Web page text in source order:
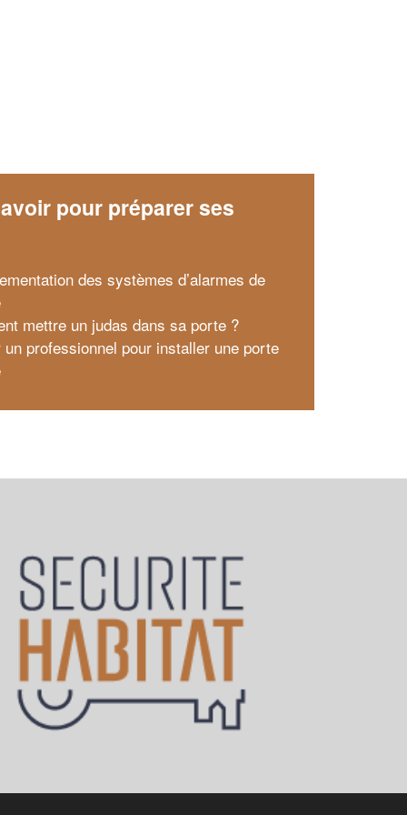
pour préparer ses
des systèmes d’alarmes de
mettre un judas dans sa porte ?
un professionnel pour installer une porte